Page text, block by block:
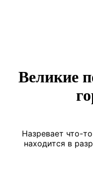
Великие
Назревает что-
находится в